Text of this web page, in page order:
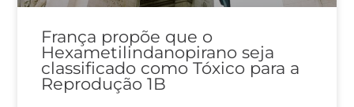
França propõe que o
Hexametilindanopirano seja
classificado como Tóxico para a
Reprodução 1B